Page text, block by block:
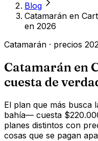
Blog
Catamarán en
en 2026
Catamarán · precios
Catamarán en
cuesta de
El plan que más
bahía— cuesta
planes distintos con
cosas que se pagan